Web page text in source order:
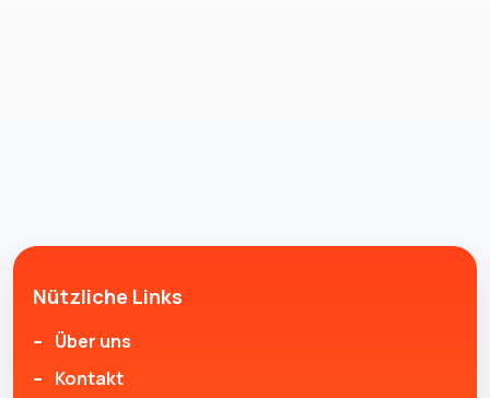
Nützliche Links
Über uns
Kontakt